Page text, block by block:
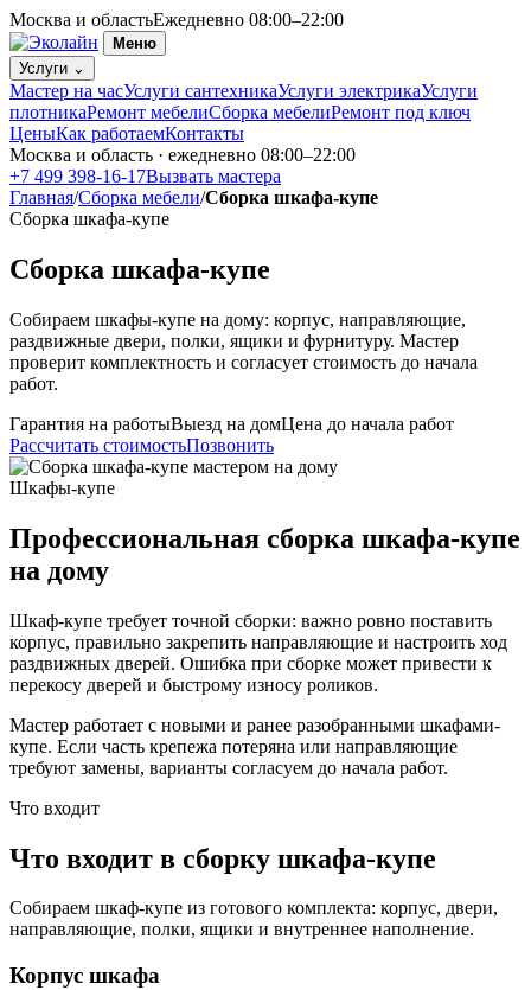
Москва и областьЕжедневно 08:00–22:00
Меню
Услуги ⌄
Мастер на часУслуги сантехникаУслуги электрикаУслуги
плотникаРемонт мебелиСборка мебелиРемонт под ключ
ЦеныКак работаемКонтакты
Москва и область · ежедневно 08:00–22:00
+7 499 398-16-17Вызвать мастера
Главная/Сборка мебели/Сборка шкафа-купе
Сборка шкафа-купе
Сборка шкафа-купе
Собираем шкафы-купе на дому: корпус, направляющие,
раздвижные двери, полки, ящики и фурнитуру. Мастер
проверит комплектность и согласует стоимость до начала
работ.
Гарантия на работыВыезд на домЦена до начала работ
Рассчитать стоимостьПозвонить
Шкафы-купе
Профессиональная сборка шкафа-купе
на дому
Шкаф-купе требует точной сборки: важно ровно поставить
корпус, правильно закрепить направляющие и настроить ход
раздвижных дверей. Ошибка при сборке может привести к
перекосу дверей и быстрому износу роликов.
Мастер работает с новыми и ранее разобранными шкафами-
купе. Если часть крепежа потеряна или направляющие
требуют замены, варианты согласуем до начала работ.
Что входит
Что входит в сборку шкафа-купе
Собираем шкаф-купе из готового комплекта: корпус, двери,
направляющие, полки, ящики и внутреннее наполнение.
Корпус шкафа